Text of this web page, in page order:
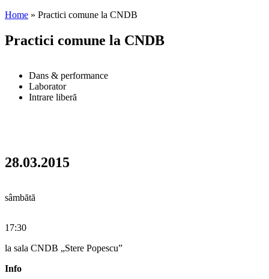
Home » Practici comune la CNDB
Practici comune la CNDB
Dans & performance
Laborator
Intrare liberă
28.03.2015
sâmbătă
17:30
la sala CNDB „Stere Popescu”
Info